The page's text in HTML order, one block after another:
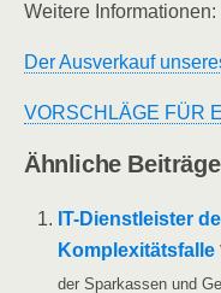
Wei­te­re Informationen:
Der Aus­ver­kauf
VORSCHLÄGE FÜR
Ähn­li­che
IT-Diens­t­­leis­­ter
Kom­ple­xi­täts­fal­le
der Spar­kas­sen und